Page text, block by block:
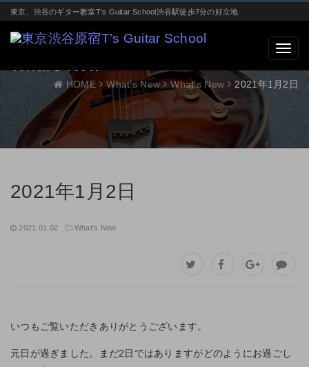
東京、渋谷のギター教室T‘s Guitar School渋谷駅徒歩7分の好立地
HOME What’s New What's New 2021年1月2日
2021年1月2日
2021.01.02 What's New
いつもご覧いただきありがとうございます。
元日が過ぎました。まだ2日ではありますがどのようにお過ごし